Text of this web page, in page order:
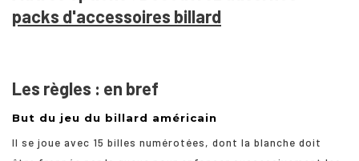
packs d'accessoires billard
Les règles : en bref
But du jeu du billard américain
Il se joue avec 15 billes numérotées, dont la blanche doit